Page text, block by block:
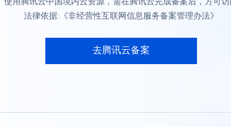
法律依据:《非经营性互联网信息服务备案管理办法》
去腾讯云备案